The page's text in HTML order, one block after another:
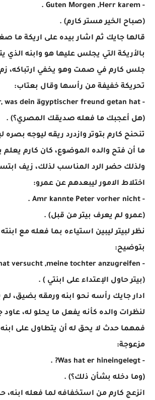
- Guten Morgen ,Herr karem .
(صباح الخير مستر كارم) .
قالها جايك ثم اشار بيده على اريكة ما
بالأريكة التي يجلس عليها هو وابنه الذي
جلس كارم في صمت وهو يخفي ارتباكه،
تحريكة خفيفة من رأسها وقال بعتاب:
- Gefällt dir, was dein ägyptischer freund getan hat? .
(هل أعجبك ما فعله صديقك المصري؟) .
تنحنح كارم بتوتر وازدرد ريقه ليوجه بصره
ما أن فتح والده الموضوع، كان كارم
ولذلك حضر الرد المناسب لذلك، زيف
اختلاط الامور ليبعدهم عن عمرو:
- Amr kannte Peter vorher nicht .
(عمرو لم يعرف بيتر من قبل) .
نظر لبيتر ليبين استياءه بما فعله مع
بتوضيح:
- Peter hat versucht ,meine tochter anzugreifen .
(بيتر حاول الإعتداء على ابنتي ) .
ادار جايك رأسه نحو ابنه ورمقه بضيق، لم
لنظرات والده كأنه يفعل ما يحلو له، عاود
فمهما حدث لا يحق له أن يتطاول على
مزعوجة:
- Was hat er hineingelegt? .
(وما دخله بشأن ذلك؟) .
انزعج كارم من استخفافه لما فعله